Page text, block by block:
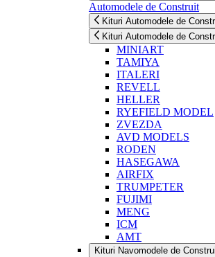
Automodele de Construit
Kituri Automodele de
Kituri Automodele de
MINIART
TAMIYA
ITALERI
REVELL
HELLER
RYEFIELD MODEL
ZVEZDA
AVD MODELS
RODEN
HASEGAWA
AIRFIX
TRUMPETER
FUJIMI
MENG
ICM
AMT
Kituri Navomodele de